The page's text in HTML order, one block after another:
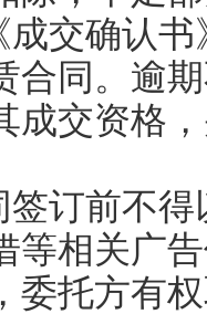
成交确认
合同。逾
成交资格
签订前不
等相关广
委托方有